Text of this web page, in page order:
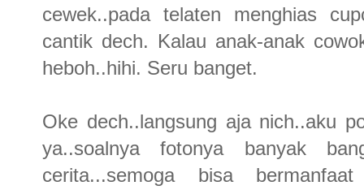
cewek..pada telaten menghias
cantik dech. Kalau anak-anak
heboh..hihi. Seru banget.
Oke dech..langsung aja nich..aku
ya..soalnya fotonya banyak
cerita...semoga bisa